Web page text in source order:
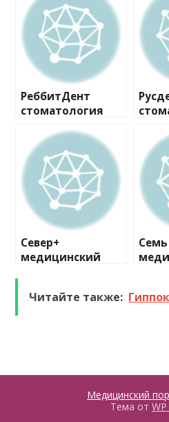
РеббитДент
стоматология
Север+
медицинский
Семь
Читайте также:
Медицинский
Тема от